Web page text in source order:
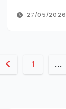
27/05/2026
1 …